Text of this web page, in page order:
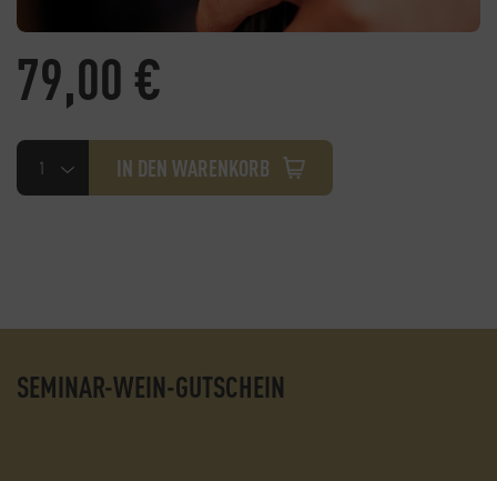
Seminar-
Wein-
IN DEN WARENKORB
79,00€
SEMINAR-WEIN-GUTSCHEIN